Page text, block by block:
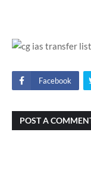
Facebook
POST A